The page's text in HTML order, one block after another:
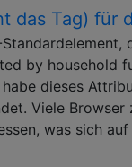
das Tag) für
by
dieses
Viele
was sich